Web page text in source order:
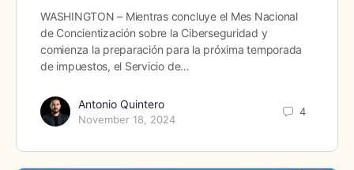
WASHINGTON – Mientras concluye el Mes Nacional
de Concientización sobre la Ciberseguridad y
comienza la preparación para la próxima temporada
de impuestos, el Servicio de…
Antonio Quintero
November 18, 2024
4